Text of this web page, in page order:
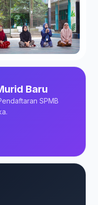
Baru
SPMB